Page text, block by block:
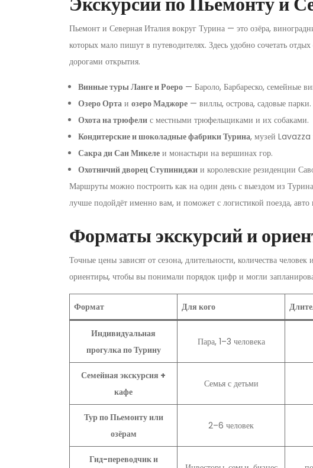
Пьемонт и Северная Италия вокруг Турина — это озёра,
которых мало пишут в путеводителях. Здесь удобно сочетать
дорогами открытия.
Винные туры Ланге и Роеро — Бароло, Барбареско, семейные
Озеро Орта и озеро Маджоре — виллы, острова, садовые парки.
Охота на трюфели с местными трюфельщиками и их собаками.
Кондитерские и шоколадные фабрики Турина, музей Lavazza
Сакра ди Сан Микеле и монастыри на вершинах гор.
Охотничий дворец Ступиниджи и королевские резиденции
Маршруты можно построить как на один день с выездом из
лучше подойдёт именно вам, и поможет с логистикой поезда, авто
Форматы экскурсий и
Точные цены зависят от сезона, длительности, количества
ориентиры, чтобы вы понимали порядок цифр и могли
Формат Для кого
Индивидуальная
прогулка по Турину
Пара, 1–3 человека
Семейная экскурсия +
кафе
Семья с детьми
Тур по Пьемонту или
озёрам
2–6 человек
Гид-переводчик и